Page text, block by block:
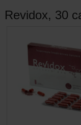
Revidox, 30